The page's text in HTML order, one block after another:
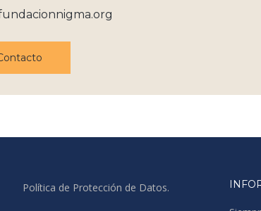
Política de Protección de Datos.